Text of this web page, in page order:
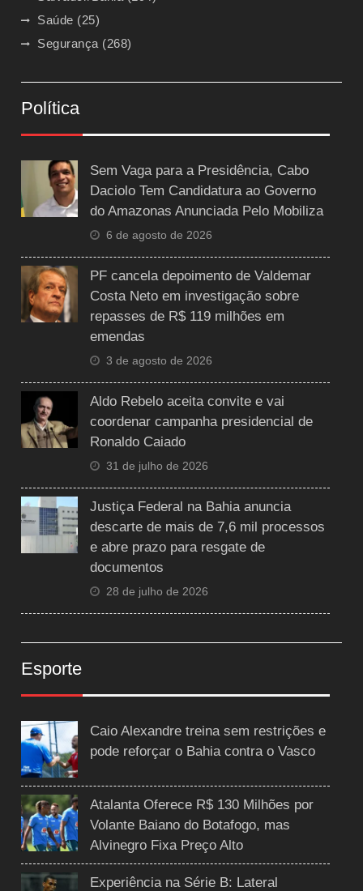
Saúde (25)
Segurança (268)
Política
Sem Vaga para a Presidência, Cabo
Daciolo Tem Candidatura ao Governo
do Amazonas Anunciada Pelo Mobiliza
6 de agosto de 2026
PF cancela depoimento de Valdemar
Costa Neto em investigação sobre
repasses de R$ 119 milhões em
emendas
3 de agosto de 2026
Aldo Rebelo aceita convite e vai
coordenar campanha presidencial de
Ronaldo Caiado
31 de julho de 2026
Justiça Federal na Bahia anuncia
descarte de mais de 7,6 mil processos
e abre prazo para resgate de
documentos
28 de julho de 2026
Esporte
Caio Alexandre treina sem restrições e
pode reforçar o Bahia contra o Vasco
Atalanta Oferece R$ 130 Milhões por
Volante Baiano do Botafogo, mas
Alvinegro Fixa Preço Alto
Experiência na Série B: Lateral